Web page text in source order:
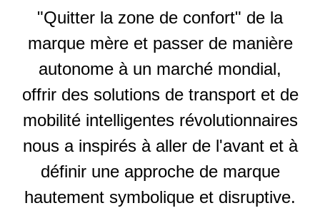
"Quitter la zone de confort" de la
marque mère et passer de manière
autonome à un marché mondial,
offrir des solutions de transport et de
mobilité intelligentes révolutionnaires
nous a inspirés à aller de l'avant et à
définir une approche de marque
hautement symbolique et disruptive.